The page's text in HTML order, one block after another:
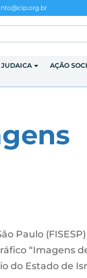
JUDAICA AÇÃO
Paulo (FISESP)
“Imagens
do Estado de